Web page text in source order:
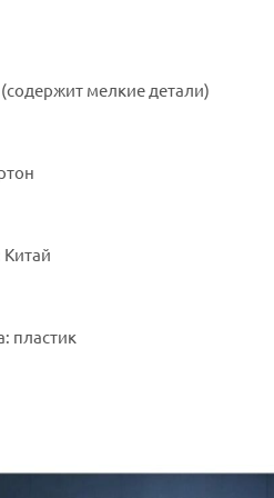
мелкие детали)
Китай
пластик